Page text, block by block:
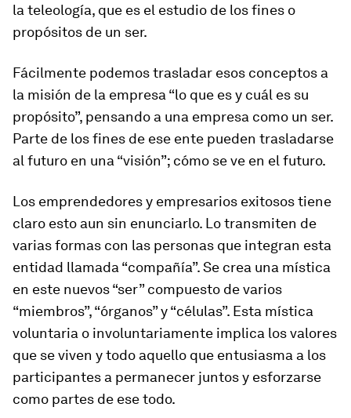
la teleología, que es el estudio de los fines o
propósitos de un ser.
Fácilmente podemos trasladar esos conceptos a
la misión de la empresa “lo que es y cuál es su
propósito”, pensando a una empresa como un ser.
Parte de los fines de ese ente pueden trasladarse
al futuro en una “visión”; cómo se ve en el futuro.
Los emprendedores y empresarios exitosos tiene
claro esto aun sin enunciarlo. Lo transmiten de
varias formas con las personas que integran esta
entidad llamada “compañía”. Se crea una mística
en este nuevos “ser” compuesto de varios
“miembros”, “órganos” y “células”. Esta mística
voluntaria o involuntariamente implica los valores
que se viven y todo aquello que entusiasma a los
participantes a permanecer juntos y esforzarse
como partes de ese todo.